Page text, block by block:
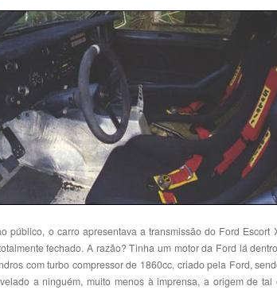
público, o carro apresentava a transmissão do Ford Escort
fechado. A razão? Tinha um motor da Ford lá
com turbo compressor de 1860cc, criado pela Ford,
a ninguém, muito menos à imprensa, a origem de